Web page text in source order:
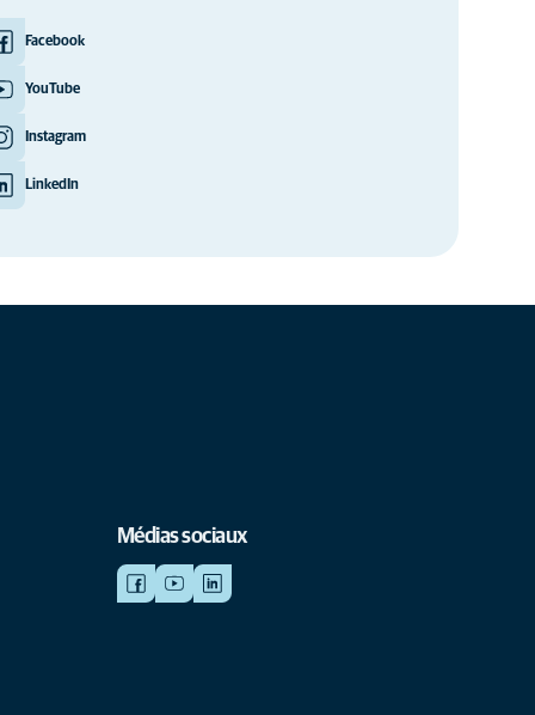
Facebook
YouTube
Instagram
LinkedIn
Médias sociaux